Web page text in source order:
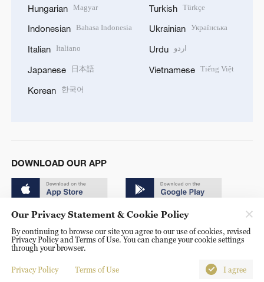
Hungarian Magyar
Indonesian Bahasa Indonesia
Italian Italiano
Japanese 日本語
Korean 한국어
Turkish Türkçe
Ukrainian Українська
Urdu اردو
Vietnamese Tiếng Việt
DOWNLOAD OUR APP
© China Radio International.CRI. All Rights Reserved. 16A
Shijingshan Road, Beijing, China. 100040
Our Privacy Statement & Cookie Policy
By continuing to browse our site you agree to our use of cookies, revised
Privacy Policy and Terms of Use. You can change your cookie settings
through your browser.
Privacy Policy Terms of Use I agree